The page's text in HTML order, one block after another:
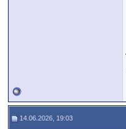
14.06.2026, 19:03